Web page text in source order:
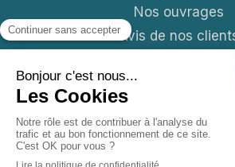
Nos ouvrages
Avis de nos
S'abonner aux News